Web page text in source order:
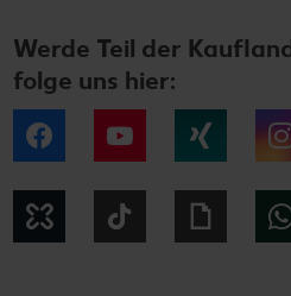
Werde Teil der
folge uns hier:
Facebook YouTube
Kununu Giphy